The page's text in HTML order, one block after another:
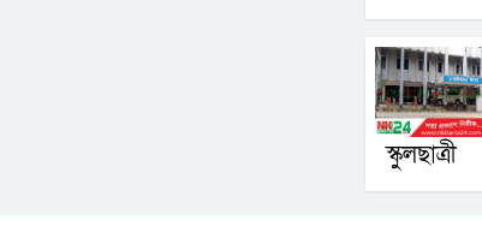
স্কুলছাত্রী